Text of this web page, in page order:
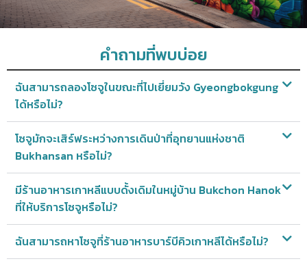
คำถามที่พบบ่อย
ฉันสามารถลองโซจูในขณะที่ไปเยี่ยมวัง Gyeongbokgung
ได้หรือไม่?
โซจูมักจะเสิร์ฟระหว่างการเดินป่าที่อุทยานแห่งชาติ
Bukhansan หรือไม่?
มีร้านอาหารเกาหลีแบบดั้งเดิมในหมู่บ้าน Bukchon Hanok
ที่ให้บริการโซจูหรือไม่?
ฉันสามารถหาโซจูที่ร้านอาหารบาร์บีคิวเกาหลีได้หรือไม่?